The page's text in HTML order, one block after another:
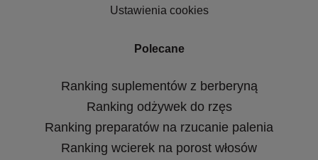
Ustawienia cookies
Polecane
Ranking suplementów z berberyną
Ranking odżywek do rzęs
Ranking preparatów na rzucanie palenia
Ranking wcierek na porost włosów